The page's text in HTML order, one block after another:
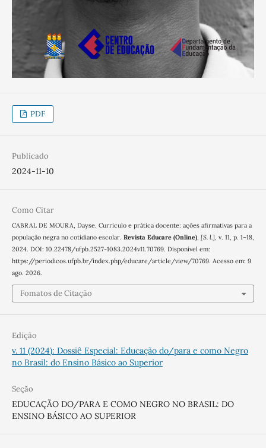
PDF
Publicado
2024-11-10
Como Citar
CABRAL DE MOURA, Dayse. Currículo e prática docente: ações afirmativas para a
população negra no cotidiano escolar. Revista Educare (Online), [S. l.], v. 11, p. 1–18,
2024. DOI: 10.22478/ufpb.2527-1083.2024v11.70769. Disponível em:
https://periodicos.ufpb.br/index.php/educare/article/view/70769. Acesso em: 9
ago. 2026.
Fomatos de Citação
Edição
v. 11 (2024): Dossiê Especial: Educação do/para e como Negro
no Brasil: do Ensino Básico ao Superior
Seção
EDUCAÇÃO DO/PARA E COMO NEGRO NO BRASIL: DO
ENSINO BÁSICO AO SUPERIOR